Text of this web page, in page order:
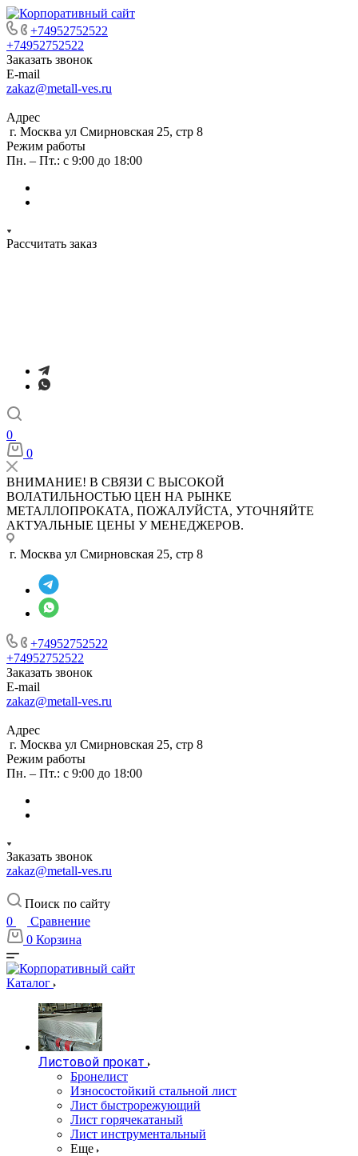
+74952752522
+74952752522
Заказать звонок
E-mail
zakaz@metall-ves.ru
Адрес
г. Москва ул Смирновская 25, стр 8
Режим работы
Пн. – Пт.: с 9:00 до 18:00
Рассчитать заказ
0
0
ВНИМАНИЕ! В СВЯЗИ С ВЫСОКОЙ
ВОЛАТИЛЬНОСТЬЮ ЦЕН НА РЫНКЕ
МЕТАЛЛОПРОКАТА, ПОЖАЛУЙСТА, УТОЧНЯЙТЕ
АКТУАЛЬНЫЕ ЦЕНЫ У МЕНЕДЖЕРОВ.
г. Москва ул Смирновская 25, стр 8
+74952752522
+74952752522
Заказать звонок
E-mail
zakaz@metall-ves.ru
Адрес
г. Москва ул Смирновская 25, стр 8
Режим работы
Пн. – Пт.: с 9:00 до 18:00
Заказать звонок
zakaz@metall-ves.ru
Поиск по сайту
0
Сравнение
0 Корзина
Каталог
Листовой прокат
Бронелист
Износостойкий стальной лист
Лист быстрорежующий
Лист горячекатаный
Лист инструментальный
Еще